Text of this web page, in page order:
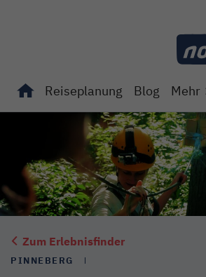
Reiseplanung
Unterseiten von
Blog
Unterseiten
Mehr
Zum Erlebnisfinder
PINNEBERG